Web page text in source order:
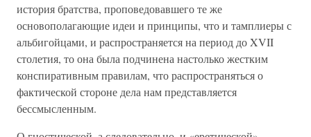
история братства, проповедовавшего те же
основополагающие идеи и принципы, что и тамплиеры с
альбигойцами, и распространяется на период до XVII
столетия, то она была подчинена настолько жестким
конспиративным правилам, что распространяться о
фактической стороне дела нам представляется
бессмысленным.